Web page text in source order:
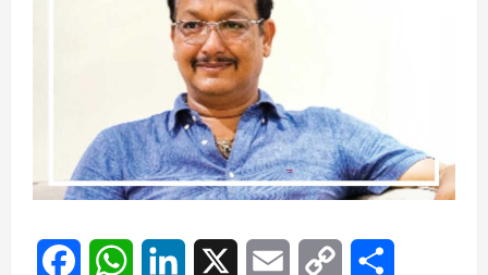
FacebookWhatsAppLinkedIn Email
Copy